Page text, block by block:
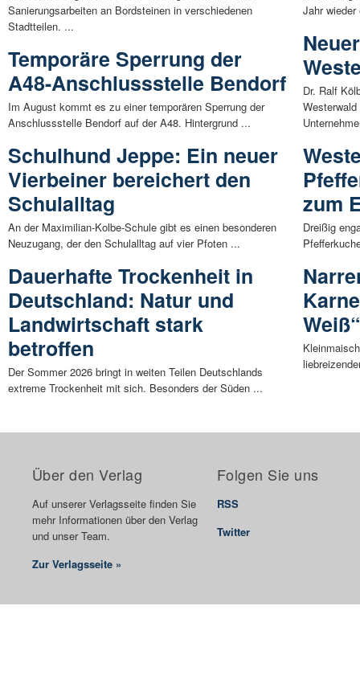
Sanierungsarbeiten an Bordsteinen in verschiedenen
Stadtteilen. ...
Temporäre Sperrung der
A48-Anschlussstelle Bendorf
Im August kommt es zu einer temporären Sperrung der
Anschlussstelle Bendorf auf der A48. Hintergrund ...
Schulhund Jeppe: Ein neuer
Vierbeiner bereichert den
Schulalltag
An der Maximilian-Kolbe-Schule gibt es einen besonderen
Neuzugang, der den Schulalltag auf vier Pfoten ...
Dauerhafte Trockenheit in
Deutschland: Natur und
Landwirtschaft stark
betroffen
Der Sommer 2026 bringt in weiten Teilen Deutschlands
extreme Trockenheit mit sich. Besonders der Süden ...
Jahr
Dr. Ralf
zum
Dreißig
Über den Verlag
Auf unserer Verlagsseite finden Sie
mehr Informationen über den Verlag
und unser Team.
Zur Verlagsseite »
Folgen Sie uns
RSS
Twitter